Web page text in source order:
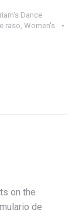
Dance
raso Women's
on the
de